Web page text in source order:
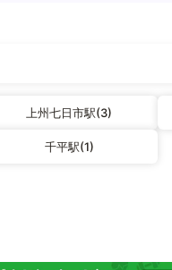
上州七日市駅(3)
千平駅(1)